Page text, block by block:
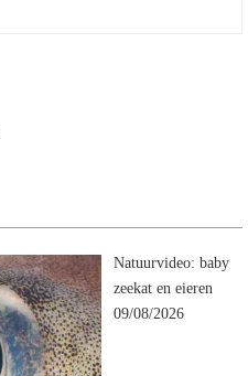
Natuurvideo: baby
zeekat en eieren
09/08/2026